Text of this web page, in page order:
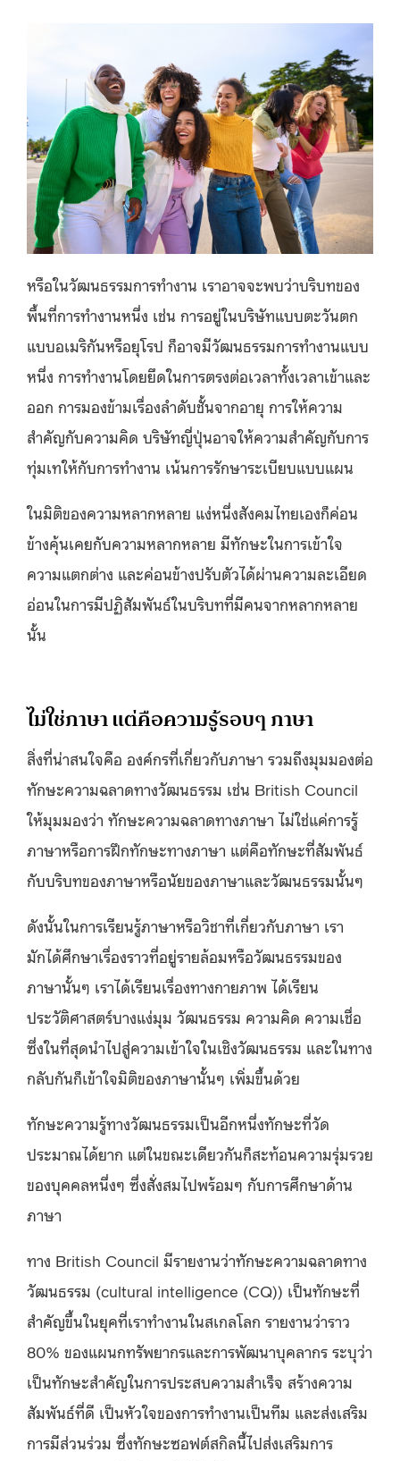
หรือในวัฒนธรรมการทำงาน เราอาจจะพบว่าบริบทของ
พื้นที่การทำงานหนึ่ง เช่น การอยู่ในบริษัทแบบตะวันตก
แบบอเมริกันหรือยุโรป ก็อาจมีวัฒนธรรมการทำงานแบบ
หนึ่ง การทำงานโดยยึดในการตรงต่อเวลาทั้งเวลาเข้าและ
ออก การมองข้ามเรื่องลำดับชั้นจากอายุ การให้ความ
สำคัญกับความคิด บริษัทญี่ปุ่นอาจให้ความสำคัญกับการ
ทุ่มเทให้กับการทำงาน เน้นการรักษาระเบียบแบบแผน
ในมิติของความหลากหลาย แง่หนึ่งสังคมไทยเองก็ค่อน
ข้างคุ้นเคยกับความหลากหลาย มีทักษะในการเข้าใจ
ความแตกต่าง และค่อนข้างปรับตัวได้ผ่านความละเอียด
อ่อนในการมีปฏิสัมพันธ์ในบริบทที่มีคนจากหลากหลาย
นั้น
ไม่ใช่ภาษา แต่คือความรู้รอบๆ ภาษา
สิ่งที่น่าสนใจคือ องค์กรที่เกี่ยวกับภาษา รวมถึงมุมมองต่อ
ทักษะความฉลาดทางวัฒนธรรม เช่น British Council
ให้มุมมองว่า ทักษะความฉลาดทางภาษา ไม่ใช่แค่การรู้
ภาษาหรือการฝึกทักษะทางภาษา แต่คือทักษะที่สัมพันธ์
กับบริบทของภาษาหรือนัยของภาษาและวัฒนธรรมนั้นๆ
ดังนั้นในการเรียนรู้ภาษาหรือวิชาที่เกี่ยวกับภาษา เรา
มักได้ศึกษาเรื่องราวที่อยู่รายล้อมหรือวัฒนธรรมของ
ภาษานั้นๆ เราได้เรียนเรื่องทางกายภาพ ได้เรียน
ประวัติศาสตร์บางแง่มุม วัฒนธรรม ความคิด ความเชื่อ
ซึ่งในที่สุดนำไปสู่ความเข้าใจในเชิงวัฒนธรรม และในทาง
กลับกันก็เข้าใจมิติของภาษานั้นๆ เพิ่มขึ้นด้วย
ทักษะความรู้ทางวัฒนธรรมเป็นอีกหนึ่งทักษะที่วัด
ประมาณได้ยาก แต่ในขณะเดียวกันก็สะท้อนความรุ่มรวย
ของบุคคลหนึ่งๆ ซึ่งสั่งสมไปพร้อมๆ กับการศึกษาด้าน
ภาษา
ทาง British Council มีรายงานว่าทักษะความฉลาดทาง
วัฒนธรรม (cultural intelligence (CQ)) เป็นทักษะที่
สำคัญขึ้นในยุคที่เราทำงานในสเกลโลก รายงานว่าราว
80% ของแผนกทรัพยากรและการพัฒนาบุคลากร ระบุว่า
เป็นทักษะสำคัญในการประสบความสำเร็จ สร้างความ
สัมพันธ์ที่ดี เป็นหัวใจของการทำงานเป็นทีม และส่งเสริม
การมีส่วนร่วม ซึ่งทักษะซอฟต์สกิลนี้ไปส่งเสริมการ